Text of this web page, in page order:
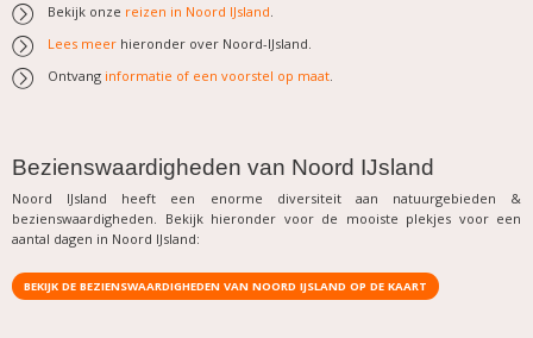
Bekijk onze reizen in Noord IJsland
Lees meer hieronder over Noord-IJsland.
Ontvang informatie of een voorstel op maat
Bezienswaardigheden van Noord IJsland
Noord IJsland heeft een enorme diversiteit aan natuurgebieden &
bezienswaardigheden. Bekijk hieronder voor de mooiste plekjes voor een
aantal dagen in Noord IJsland:
BEKIJK DE BEZIENSWAARDIGHEDEN VAN NOORD IJSLAND OP DE KAART